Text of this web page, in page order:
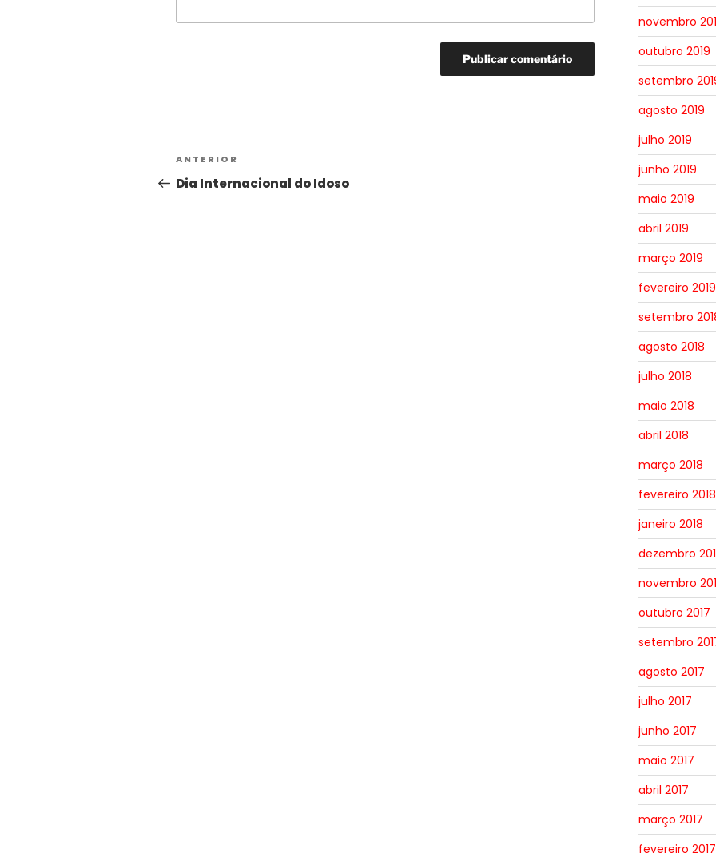
ANTERIOR
Dia Internacional do Idoso
novembro
outubro 2019
setembro
agosto 2019
julho 2019
junho 2019
maio 2019
abril 2019
março 2019
fevereiro 2019
setembro
agosto 2018
julho 2018
maio 2018
abril 2018
março 2018
fevereiro 2018
janeiro 2018
dezembro
novembro
outubro 2017
setembro
agosto 2017
julho 2017
junho 2017
maio 2017
abril 2017
março 2017
fevereiro 2017